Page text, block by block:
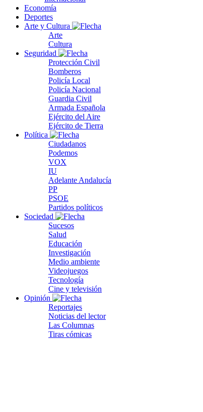
Economía
Deportes
Arte y Cultura
Arte
Cultura
Seguridad
Protección Civil
Bomberos
Policía Local
Policía Nacional
Guardia Civil
Armada Española
Ejército del Aire
Ejército de Tierra
Política
Ciudadanos
Podemos
VOX
IU
Adelante Andalucía
PP
PSOE
Partidos políticos
Sociedad
Sucesos
Salud
Educación
Investigación
Medio ambiente
Videojuegos
Tecnología
Cine y televisión
Opinión
Reportajes
Noticias del lector
Las Columnas
Tiras cómicas